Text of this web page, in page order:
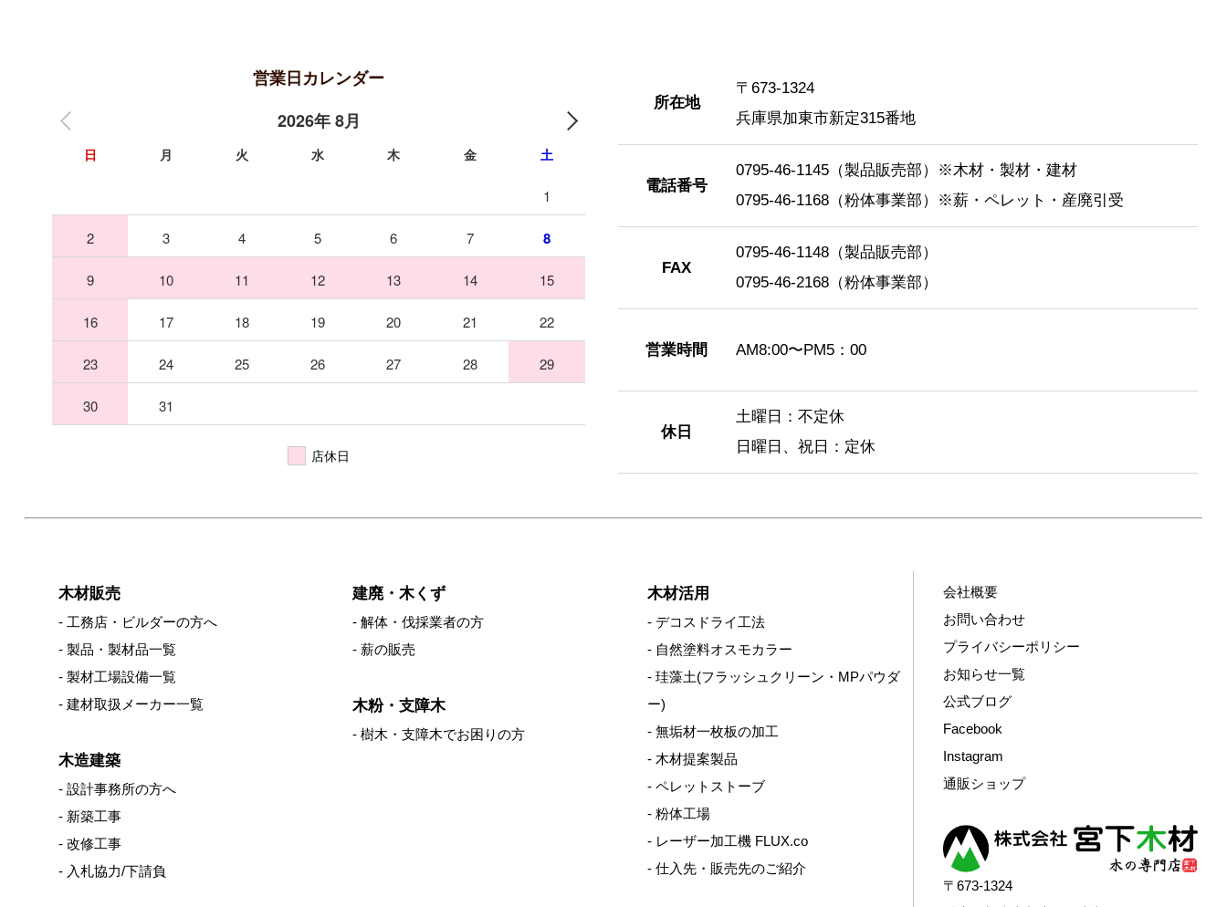
営業日カレンダー
2026年 8月
日 月 火 水 木 金 土
1
2 3 4 5 6 7 8
9 10 11 12 13 14 15
16 17 18 19 20 21 22
23 24 25 26 27 28 29
30 31
店休日
所在地
〒673-1324
兵庫県加東市新定315番地
電話番号
0795-46-1145（製品販売部）※木材・製材・建材
0795-46-1168（粉体事業部）※薪・ペレット・産廃引受
FAX
0795-46-1148（製品販売部）
0795-46-2168（粉体事業部）
営業時間 AM8:00〜PM5：00
休日
土曜日：不定休
日曜日、祝日：定休
木材販売
工務店・ビルダーの方へ
製品・製材品一覧
製材工場設備一覧
建材取扱メーカー一覧
木造建築
設計事務所の方へ
新築工事
改修工事
入札協力/下請負
建廃・木くず
解体・伐採業者の方
薪の販売
木粉・支障木
樹木・支障木でお困りの方
木材活用
デコスドライ工法
自然塗料オスモカラー
珪藻土(フラッシュクリーン・MPパウダ
ー)
無垢材一枚板の加工
木材提案製品
ペレットストーブ
粉体工場
レーザー加工機 FLUX.co
仕入先・販売先のご紹介
会社概要
お問い合わせ
プライバシーポリシー
お知らせ一覧
公式ブログ
Facebook
Instagram
通販ショップ
〒673-1324